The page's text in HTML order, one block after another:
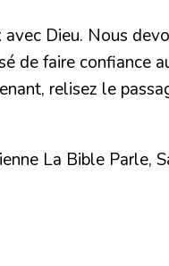
Dieu. Nous
de faire
relisez le
La Bible Parle,